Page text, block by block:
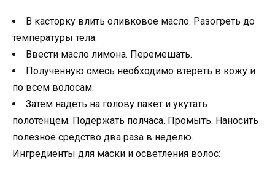
В касторку влить оливковое масло. Разогреть до
температуры тела.
Ввести масло лимона. Перемешать.
Полученную смесь необходимо втереть в кожу и
по всем волосам.
Затем надеть на голову пакет и укутать
полотенцем. Подержать полчаса. Промыть. Наносить
полезное средство два раза в неделю.
Ингредиенты для маски и осветления волос: